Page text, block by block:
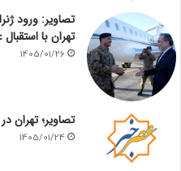
تصاویر: ورود
تهران با
1405/01/26
تصاویر؛ تهران
1405/01/24